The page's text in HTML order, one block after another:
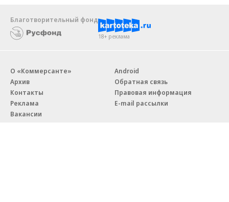
Благотворительный фонд
18+ реклама
О «Коммерсанте»
Архив
Контакты
Реклама
Вакансии
Android
Обратная связь
Правовая информация
E-mail рассылки